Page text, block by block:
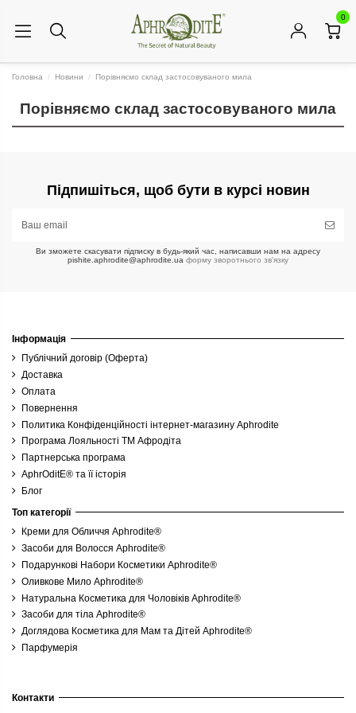
0
Головна Новини Порівняємо склад застосовуваного мила
Порівняємо склад застосовуваного мила
Підпишіться, щоб бути в курсі новин
Ви зможете скасувати підписку в будь-який час, написавши нам на адресу
pishite.aphrodite@aphrodite.ua форму зворотнього зв'язку
Інформація
Публічний договір (Оферта)
Доставка
Оплата
Повернення
Политика Конфіденційності інтернет-магазину Aphrodite
Програма Лояльності ТМ Афродіта
Партнерська програма
AphrOditE® та її історія
Блог
Топ категорії
Креми для Обличчя Aphrodite®
Засоби для Волосся Aphrodite®
Подарункові Набори Косметики Aphrodite®
Оливкове Мило Aphrodite®
Натуральна Косметика для Чоловіків Aphrodite®
Засоби для тіла Aphrodite®
Доглядова Косметика для Мам та Дітей Aphrodite®
Парфумерія
Контакти